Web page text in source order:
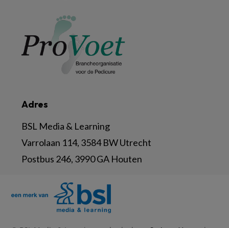
Adres
BSL Media & Learning
Varrolaan 114, 3584 BW Utrecht
Postbus 246, 3990 GA Houten